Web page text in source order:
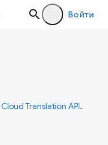
Войти
Cloud Translation API.